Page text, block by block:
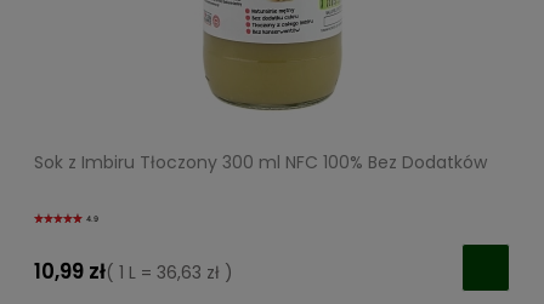
Sok z Imbiru Tłoczony 300 ml NFC 100% Bez Dodatków
4.9
10,99 zł( 1 L = 36,63 zł )